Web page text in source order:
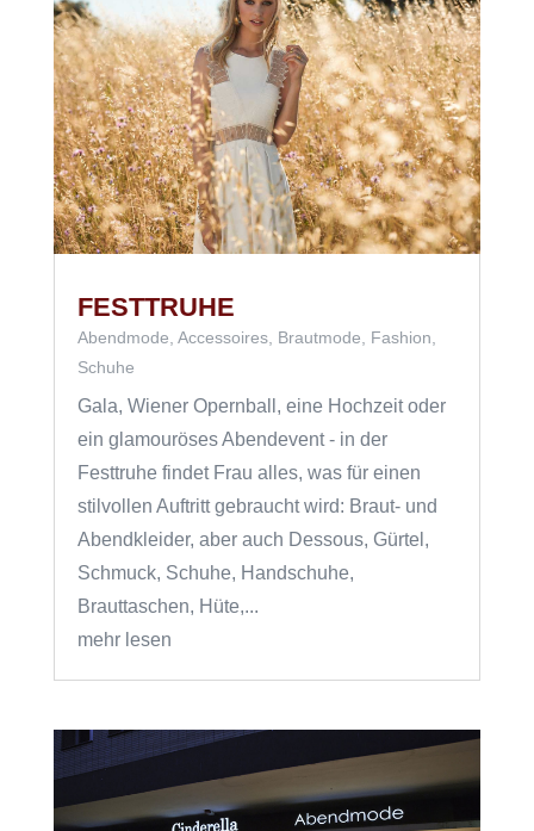
FESTTRUHE
Abendmode Accessoires, Brautmode Fashion
Schuhe
Gala, Wiener Opernball, eine Hochzeit oder
ein glamouröses Abendevent - in der
Festtruhe findet Frau alles, was für einen
stilvollen Auftritt gebraucht wird: Braut- und
Abendkleider, aber auch Dessous, Gürtel,
Schmuck, Schuhe, Handschuhe,
Brauttaschen, Hüte,...
mehr lesen